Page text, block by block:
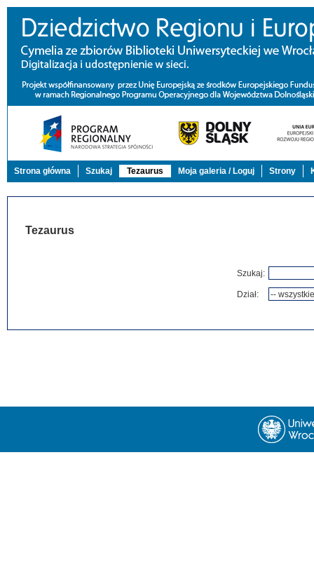
Strona główna Szukaj Tezaurus Moja galeria / Loguj Strony
Tezaurus
Szukaj:
Dział: